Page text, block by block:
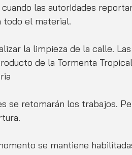
cuando las autoridades
todo el material.
la limpieza de la calle. Las
de la Tormenta Tropical
se retomarán los trabajos.
se mantiene